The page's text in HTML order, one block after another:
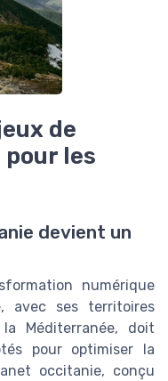
de
les
devient un
numérique
avec ses territoires
Méditerranée, doit
pour optimiser la
occitanie, conçu